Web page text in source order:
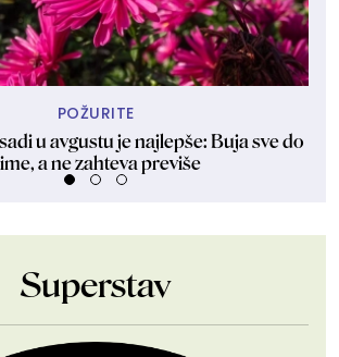
POŽURITE
u avgustu je najlepše: Buja sve do
a ne zahteva previše
Superstav